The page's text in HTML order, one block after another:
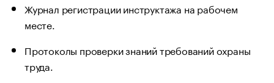
Журнал регистрации инструктажа на рабочем
месте.
Протоколы проверки знаний требований охраны
труда.